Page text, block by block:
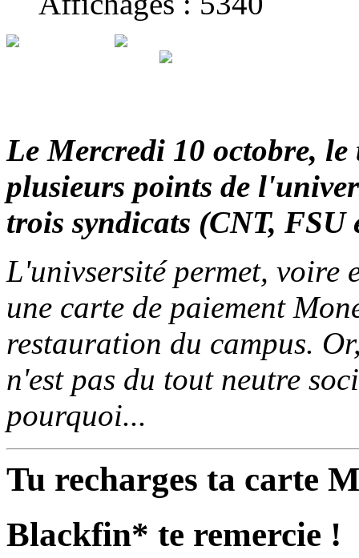
Le Mercredi 10 octobre, le
plusieurs points de
trois syndicats (CNT,
L'univsersité permet, voire
une carte de paiement
restauration du campus.
n'est pas du tout neutre
pourquoi...
Tu recharges ta carte
Blackfin* te remercie !